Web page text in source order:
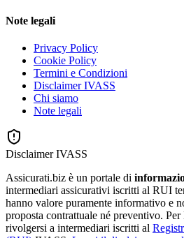
Note legali
Privacy Policy
Cookie Policy
Termini e Condizioni
Disclaimer IVASS
Chi siamo
Note legali
Disclaimer IVASS
Assicurati.biz è un portale di
intermediari assicurativi iscritti al RUI
hanno valore puramente informativo e
proposta contrattuale né preventivo.
rivolgersi a intermediari iscritti al